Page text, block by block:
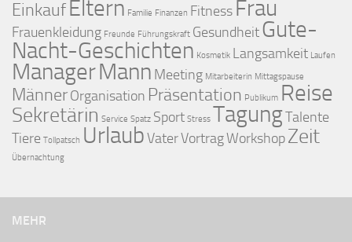
EinkaufEltern Familie Finanzen Fitness Frau
Frauenkleidung Freunde Führungskraft GesundheitGute-
Nacht-Geschichten Kosmetik Langsamkeit Laufen
ManagerMann Meeting Mitarbeiterin Mittagspause
MännerOrganisation Präsentation Publikum Reise
Sekretärin Service Spatz Sport Stress TagungTalente
Tiere Tollpatsch UrlaubVaterVortragWorkshopZeit
Übernachtung
MEHR